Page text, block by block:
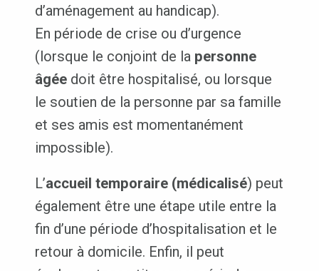
d’aménagement au handicap).
En période de crise ou d’urgence
(lorsque le conjoint de la personne
âgéedoit être hospitalisé, ou lorsque
le soutien de la personne par sa famille
et ses amis est momentanément
impossible).
L’accueil temporaire (médicalisé) peut
également être une étape utile entre la
fin d’une période d’hospitalisation et le
retour à domicile. Enfin, il peut